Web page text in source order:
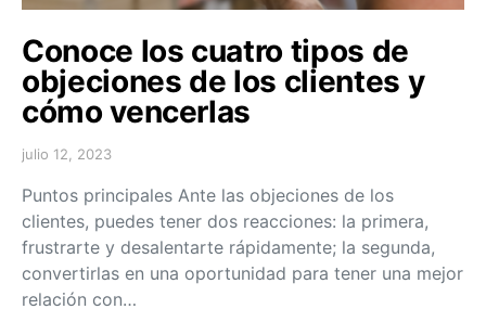
Conoce los cuatro tipos de
objeciones de los clientes y
cómo vencerlas
julio 12, 2023
Puntos principales Ante las objeciones de los
clientes, puedes tener dos reacciones: la primera,
frustrarte y desalentarte rápidamente; la segunda,
convertirlas en una oportunidad para tener una mejor
relación con…